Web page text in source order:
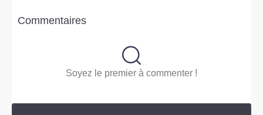
Commentaires
Soyez le premier à commenter !